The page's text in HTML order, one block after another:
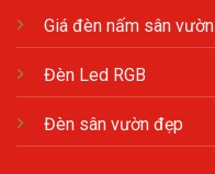
Giá đèn nấm sân vườn
Đèn Led RGB
Đèn sân vườn đẹp